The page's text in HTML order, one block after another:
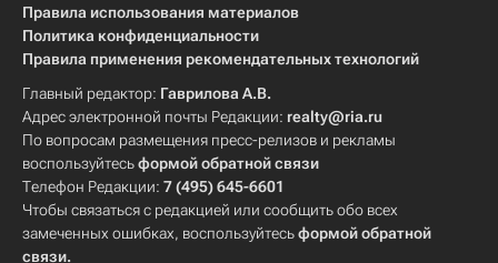
Правила использования материалов
Политика конфиденциальности
Правила применения рекомендательных технологий
Главный редактор: Гаврилова А.В.
Адрес электронной почты Редакции: realty@ria.ru
По вопросам размещения пресс-релизов и рекламы
воспользуйтесьформой обратной связи
Телефон Редакции: 7 (495) 645-6601
Чтобы связаться с редакцией или сообщить обо всех
замеченных ошибках, воспользуйтесьформой обратной
связи.